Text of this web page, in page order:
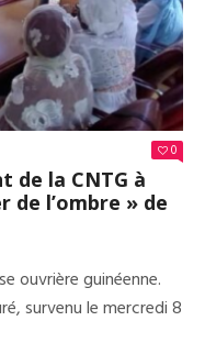
0
de la CNTG à
de l’ombre » de
ouvrière guinéenne.
survenu le mercredi 8